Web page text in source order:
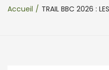
Accueil TRAIL BBC 2026 :